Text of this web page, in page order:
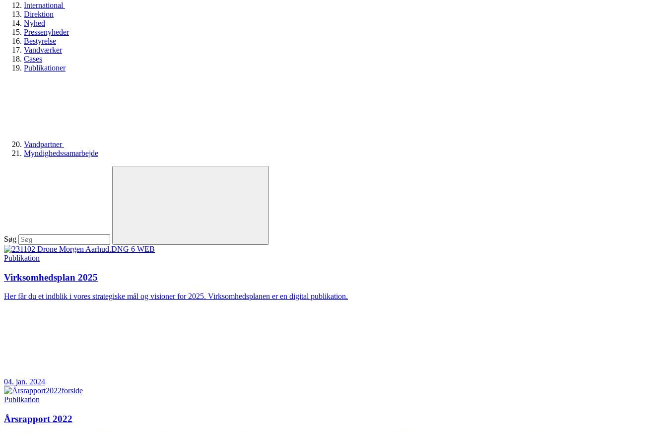
International
Direktion
Nyhed
Pressenyheder
Bestyrelse
Vandværker
Cases
Publikationer
Vandpartner
Myndighedssamarbejde
Søg
Publikation
Virksomhedsplan 2025
Her får du et indblik i vores strategiske mål og visioner for 2025. Virksomhedsplanen er en digital publikation.
04. jan. 2024
Publikation
Årsrapport 2022